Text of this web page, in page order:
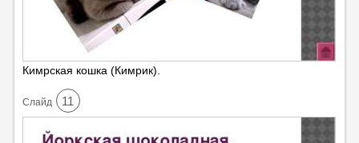
Кимрская кошка (Кимрик).
Cлайд 11